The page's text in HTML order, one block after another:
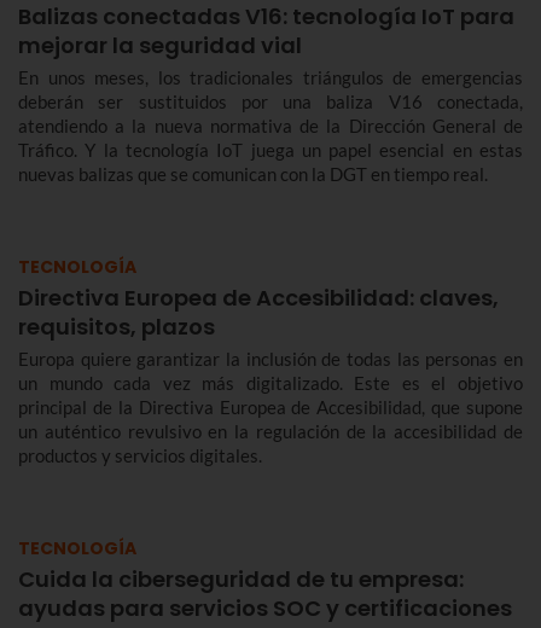
Balizas conectadas V16: tecnología IoT para
mejorar la seguridad vial
En unos meses, los tradicionales triángulos de emergencias
deberán ser sustituidos por una baliza V16 conectada,
atendiendo a la nueva normativa de la Dirección General de
Tráfico. Y la tecnología IoT juega un papel esencial en estas
nuevas balizas que se comunican con la DGT en tiempo real.
TECNOLOGÍA
Directiva Europea de Accesibilidad: claves,
requisitos, plazos
Europa quiere garantizar la inclusión de todas las personas en
un mundo cada vez más digitalizado. Este es el objetivo
principal de la Directiva Europea de Accesibilidad, que supone
un auténtico revulsivo en la regulación de la accesibilidad de
productos y servicios digitales.
TECNOLOGÍA
Cuida la ciberseguridad de tu empresa:
ayudas para servicios SOC y certificaciones